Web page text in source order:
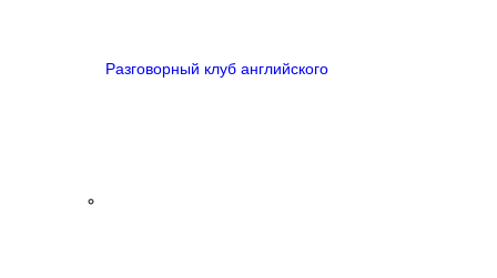
Разговорный клуб английского